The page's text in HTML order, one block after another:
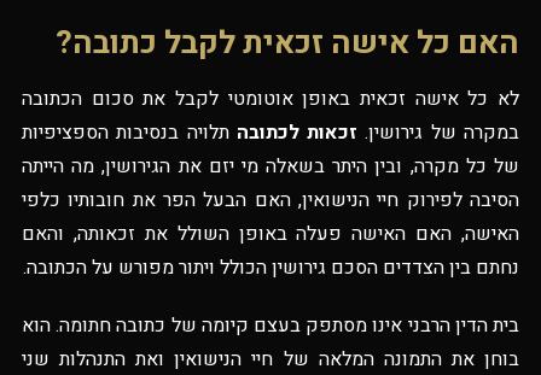
האם כל אישה זכאית לקבל כתובה?
לא כל אישה זכאית באופן אוטומטי לקבל את סכום הכתובה
במקרה של גירושין. זכאות לכתובה תלויה בנסיבות הספציפיות
של כל מקרה, ובין היתר בשאלה מי יזם את הגירושין, מה הייתה
הסיבה לפירוק חיי הנישואין, האם הבעל הפר את חובותיו כלפי
האישה, האם האישה פעלה באופן השולל את זכאותה, והאם
נחתם בין הצדדים הסכם גירושין הכולל ויתור מפורש על הכתובה.
בית הדין הרבני אינו מסתפק בעצם קיומה של כתובה חתומה. הוא
בוחן את התמונה המלאה של חיי הנישואין ואת התנהלות שני